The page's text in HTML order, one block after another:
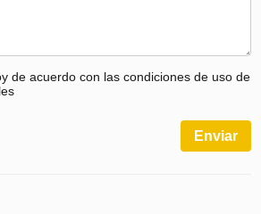
de acuerdo con las condiciones de uso de
Enviar